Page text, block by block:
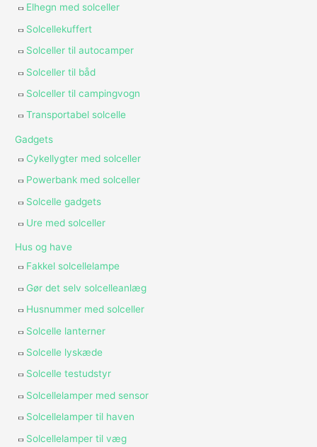
Elhegn med solceller
Solcellekuffert
Solceller til autocamper
Solceller til båd
Solceller til campingvogn
Transportabel solcelle
Gadgets
Cykellygter med solceller
Powerbank med solceller
Solcelle gadgets
Ure med solceller
Hus og have
Fakkel solcellelampe
Gør det selv solcelleanlæg
Husnummer med solceller
Solcelle lanterner
Solcelle lyskæde
Solcelle testudstyr
Solcellelamper med sensor
Solcellelamper til haven
Solcellelamper til væg